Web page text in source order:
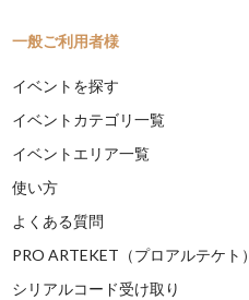
一般ご利用者様
イベントを探す
イベントカテゴリ一覧
イベントエリア一覧
使い方
よくある質問
PRO ARTEKET（プロアルテケト）
シリアルコード受け取り